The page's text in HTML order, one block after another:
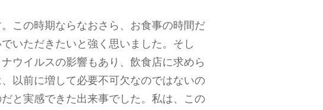
この時期ならなおさら、お食事の時間だ
いただきたいと強く思いました。そし
ウイルスの影響もあり、飲食店に求めら
以前に増して必要不可欠なのではないの
と実感できた出来事でした。私は、この